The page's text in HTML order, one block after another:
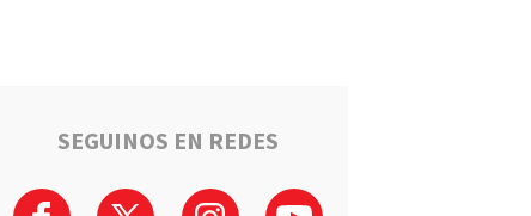
en Luis PalaciosSEGUINOS EN REDES